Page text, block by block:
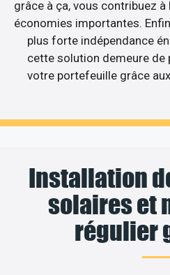
grâce à ça, vous contribuez
économies importantes.
plus forte indépendance
cette solution demeure de
votre portefeuille grâce
Installation
solaires et
régulier